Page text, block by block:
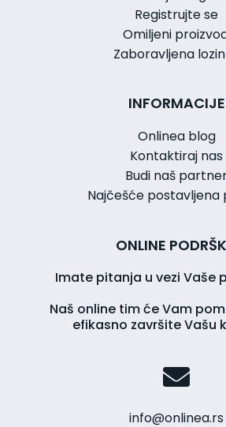
Registrujte se
Omiljeni
Zaboravljena
INFORMACIJE
Onlinea blog
Kontaktiraj nas
Budi naš
Najčešće postavljena
ONLINE
Imate pitanja u vezi Vaše
Naš online tim će Vam
efikasno završite Vašu
info@onlinea.rs